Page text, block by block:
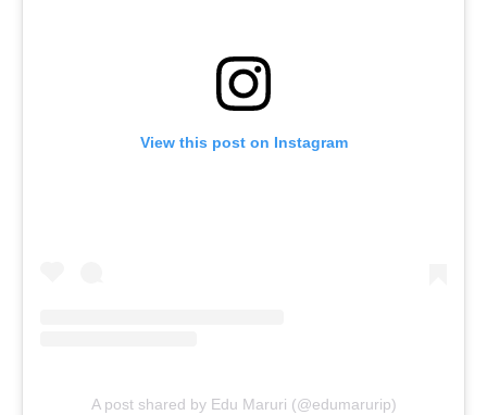
View this post on Instagram
A post shared by Edu Maruri (@edumarurip)